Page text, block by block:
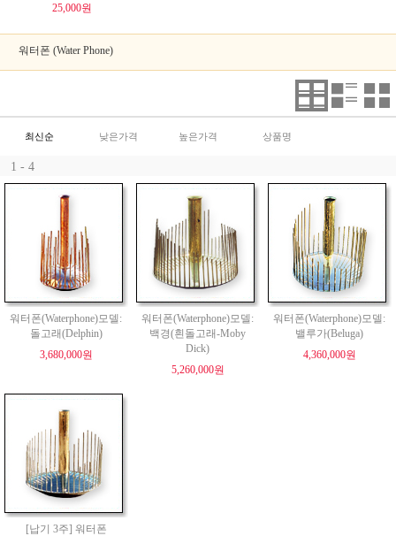
25,000원
워터폰 (Water Phone)
최신순 낮은가격 높은가격 상품명
1 - 4
워터폰(Waterphone)모델:
돌고래(Delphin)
3,680,000원
워터폰(Waterphone)모델:
백경(흰돌고래-Moby
Dick)
5,260,000원
워터폰(Waterphone)모델:
밸루가(Beluga)
4,360,000원
[납기 3주] 워터폰